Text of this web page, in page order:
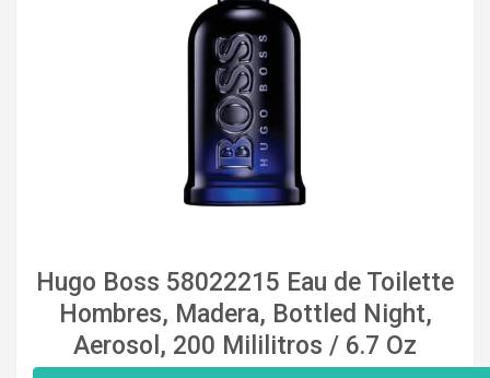
Hugo Boss 58022215 Eau de Toilette
Hombres, Madera, Bottled Night,
Aerosol, 200 Mililitros / 6.7 Oz